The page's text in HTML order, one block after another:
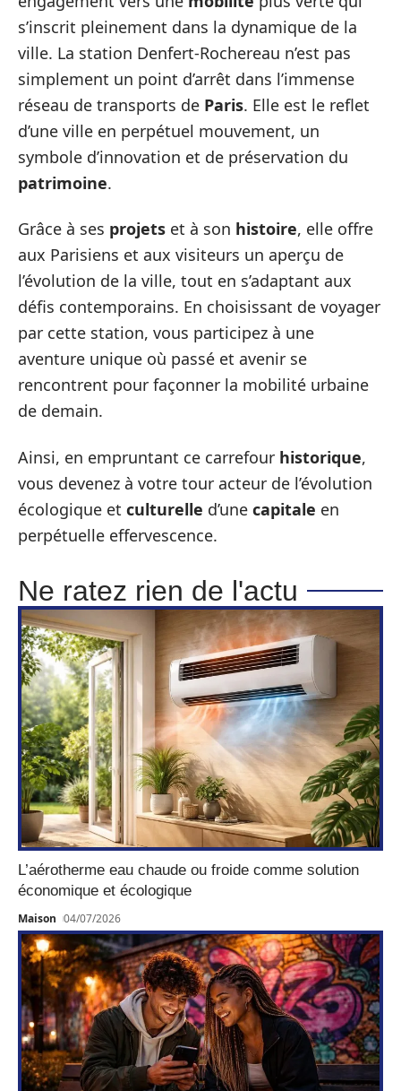
s’inscrit pleinement dans la dynamique de la
ville. La station Denfert-Rochereau n’est pas
simplement un point d’arrêt dans l’immense
réseau de transports de Paris. Elle est le reflet
d’une ville en perpétuel mouvement, un
symbole d’innovation et de préservation du
patrimoine.
Grâce à ses projets et à son histoire, elle offre
aux Parisiens et aux visiteurs un aperçu de
l’évolution de la ville, tout en s’adaptant aux
défis contemporains. En choisissant de voyager
par cette station, vous participez à une
aventure unique où passé et avenir se
rencontrent pour façonner la mobilité urbaine
de demain.
Ainsi, en empruntant ce carrefour historique,
vous devenez à votre tour acteur de l’évolution
écologique et culturelle d’une capitale en
perpétuelle effervescence.
Ne ratez rien de l'actu
L’aérotherme eau chaude ou froide comme solution
économique et écologique
Maison 04/07/2026